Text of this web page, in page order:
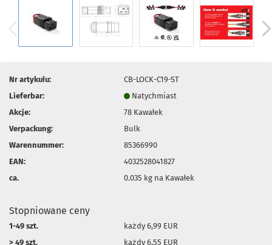
Nr artykułu:
CB-LOCK-C19-ST
Lieferbar:
Natychmiast
Akcje:
78 Kawałek
Verpackung:
Bulk
Warennummer:
85366990
EAN:
4032528041827
ca.
0.035 kg na Kawałek
Stopniowane ceny
1-49 szt.
każdy 6,99 EUR
> 49 szt.
każdy 6,55 EUR